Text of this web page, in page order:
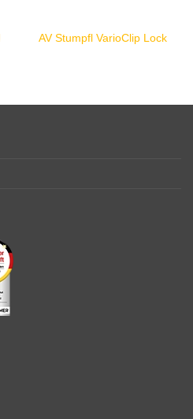
AV Stumpfl VarioClip Lock